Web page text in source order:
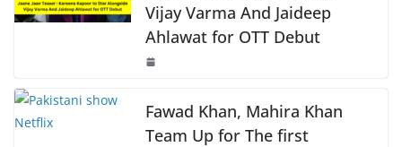
Vijay Varma And Jaideep
Ahlawat for OTT Debut
Fawad Khan, Mahira Khan
Team Up for The first